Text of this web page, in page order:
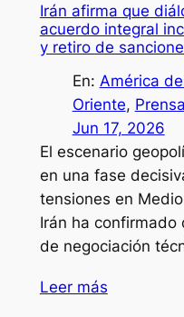
Irán afirma que
acuerdo integral
y retiro de
En: América
Oriente,
Jun 17, 2026
El escenario
en una fase
tensiones en
Irán ha confirmado
de negociación
Leer más